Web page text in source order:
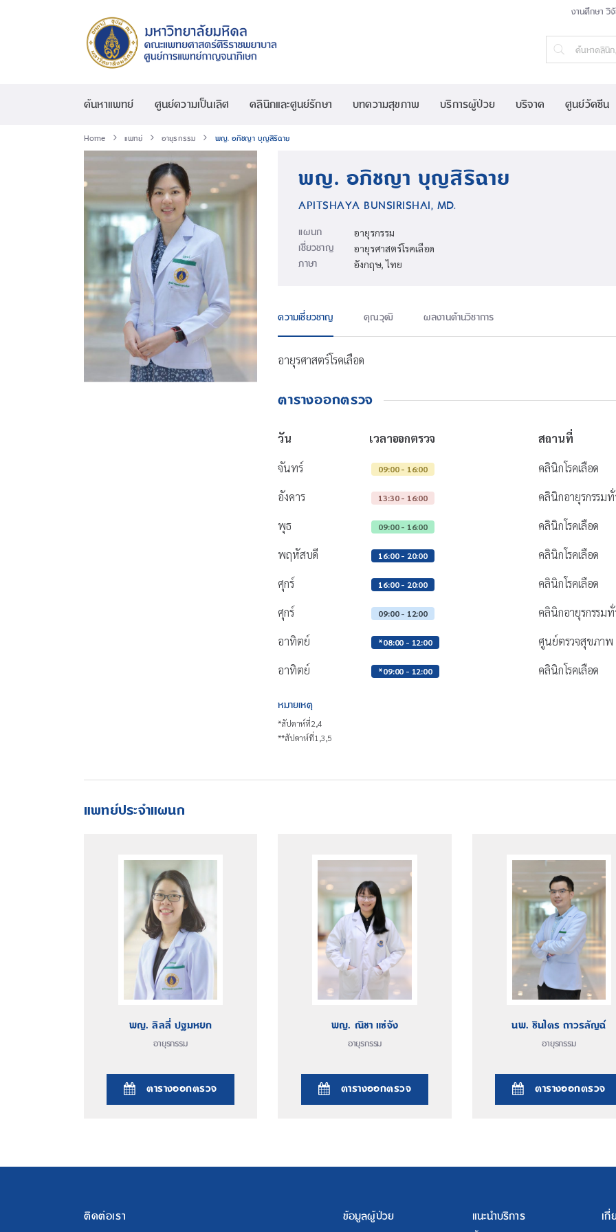
งานศึกษา วิ
ค้นหาแพทย์ ศูนย์ความเป็นเลิศ คลินิกและศูนย์รักษา บทความสุขภาพ บริการผู้ป่วย บริจาค ศูนย์วัคซีน
Home แพทย์ อายุรกรรม พญ. อภิชญา บุญสิริฉาย
พญ. อภิชญา บุญสิริฉาย
APITSHAYA BUNSIRISHAI, MD.
แผนก อายุรกรรม
เชี่ยวชาญ อายุรศาสตร์โรคเลือด
ภาษา อังกฤษ, ไทย
ความเชี่ยวชาญ คุณวุฒิ ผลงานด้านวิชาการ
อายุรศาสตร์โรคเลือด
ตารางออกตรวจ
วัน เวลาออกตรวจ สถานที่
จันทร์ 09:00 - 16:00
คลินิกโรคเลือด
อังคาร
13:30 - 16:00
คลินิกอายุรกรรมทั่
พุธ
09:00 - 16:00
คลินิกโรคเลือด
พฤหัสบดี
16:00 - 20:00
คลินิกโรคเลือด
ศุกร์
16:00 - 20:00
คลินิกโรคเลือด
ศุกร์
09:00 - 12:00
คลินิกอายุรกรรมทั่
อาทิตย์
*08:00 - 12:00
ศูนย์ตรวจสุขภาพ
อาทิตย์
*09:00 - 12:00 คลินิกโรคเลือด
หมายเหตุ
*สัปดาห์ที่2,4
**สัปดาห์ที่1,3,5
แพทย์ประจำแผนก
อายุรกรรม
พญ. ลิลลี่ ปฐมหยก
ตารางออกตรวจ
อายุรกรรม
พญ. ณิชา แซ่จัง
ตารางออกตรวจ
อายุรกรรม
นพ. ชินไตร ถาวรลัญฉ์
ตารางออกตรวจ
ติดต่อเรา ข้อมูลผู้ป่วย แนะนำบริการ เกี่